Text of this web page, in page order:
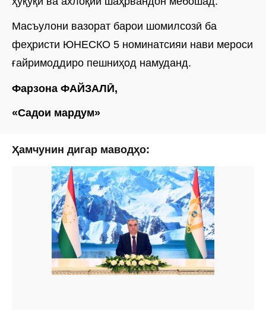
Масъулони вазорат барои шомилсозӣ ба
феҳристи ЮНЕСКО 5 номинатсияи нави мероси
ғайримоддиро пешниҳод намуданд.
Фарзона ФАЙЗАЛӢ,
«Садои мардум»
Ҳамчунин дигар маводҳо: